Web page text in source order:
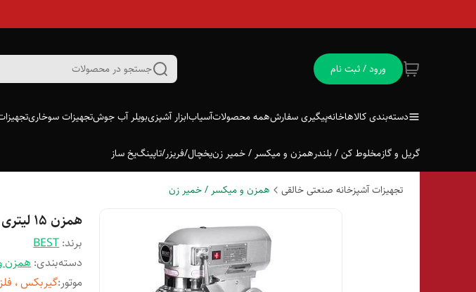
ورود / ثبت نام جستجو در محصولات
دسته‌بندی کالاهاخانهپیگیری سفارشهمه محصولاتآسیابابزار آشپزیبویلر آب جوشتجهیزات سوخاری
گریل و گازمخلوط کن / بلندرهمزن و میکسر / خمیر زنیخچال/فریزر/تاپینگیخ ساز
تجهیزات آشپزخانه صنعتی خالقی همزن و میکسر / خمیر زن
همزن ۱۵ لیتری بست
برند:BEST
دسته‌بندی:همزن
موتور:گیربکس ،